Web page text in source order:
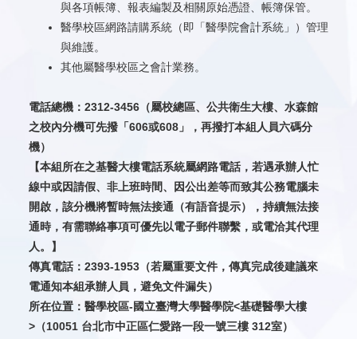
與各項帳簿、報表編製及相關原始憑證、帳簿保管。
醫學校區網路請購系統（即「醫學院會計系統」）管理
與維護。
其他屬醫學校區之會計業務。
電話總機：2312-3456（屬校總區、公共衛生大樓、水森館
之校內分機可先撥「606或608」，再撥打本組人員六碼分
機）
【本組所在之基醫大樓電話系統屬網路電話，若遇承辦人忙
線中或因請假、非上班時間、因公出差等而致其公務電腦未
開啟，該分機將暫時無法接通（有語音提示），持續無法接
通時，有需聯絡事項可優先以電子郵件聯繫，或電洽其代理
人。】
傳真電話：2393-1953（若屬重要文件，傳真完成後建議來
電通知本組承辦人員，避免文件漏失）
所在位置：醫學校區-國立臺灣大學醫學院<基礎醫學大樓
>（10051 台北市中正區仁愛路一段一號三樓 312室）